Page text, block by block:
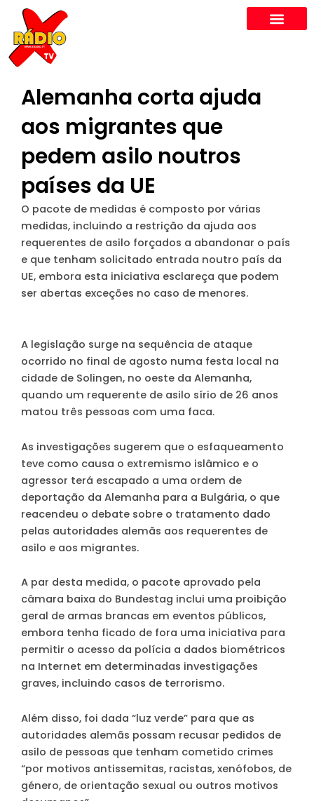
content
Alemanha corta ajuda
aos migrantes que
pedem asilo noutros
países da UE
O pacote de medidas é composto por várias
medidas, incluindo a restrição da ajuda aos
requerentes de asilo forçados a abandonar o país
e que tenham solicitado entrada noutro país da
UE, embora esta iniciativa esclareça que podem
ser abertas exceções no caso de menores.
A legislação surge na sequência de ataque
ocorrido no final de agosto numa festa local na
cidade de Solingen, no oeste da Alemanha,
quando um requerente de asilo sírio de 26 anos
matou três pessoas com uma faca.
As investigações sugerem que o esfaqueamento
teve como causa o extremismo islâmico e o
agressor terá escapado a uma ordem de
deportação da Alemanha para a Bulgária, o que
reacendeu o debate sobre o tratamento dado
pelas autoridades alemãs aos requerentes de
asilo e aos migrantes.
A par desta medida, o pacote aprovado pela
câmara baixa do Bundestag inclui uma proibição
geral de armas brancas em eventos públicos,
embora tenha ficado de fora uma iniciativa para
permitir o acesso da polícia a dados biométricos
na Internet em determinadas investigações
graves, incluindo casos de terrorismo.
Além disso, foi dada “luz verde” para que as
autoridades alemãs possam recusar pedidos de
asilo de pessoas que tenham cometido crimes
“por motivos antissemitas, racistas, xenófobos, de
género, de orientação sexual ou outros motivos